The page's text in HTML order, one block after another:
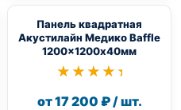
Панель квадратная
Акустилайн Медико Baffle
1200×1200х40мм
★★★★★
★★★★★
от 17 200 ₽ / шт.